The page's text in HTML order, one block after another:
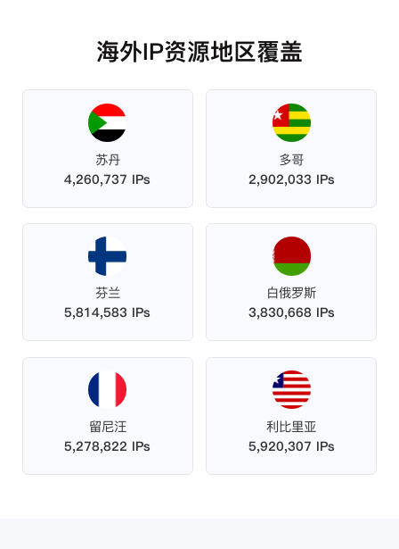
海外IP资源地区覆盖
苏丹
4,260,737 IPs
多哥
2,902,033 IPs
芬兰
5,814,583 IPs
白俄罗斯
3,830,668 IPs
留尼汪
5,278,822 IPs
利比里亚
5,920,307 IPs